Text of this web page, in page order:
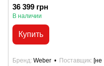
подставкою, черный
36 399 грн
В наличии
Купить
Бренд Weber Поставщик [не